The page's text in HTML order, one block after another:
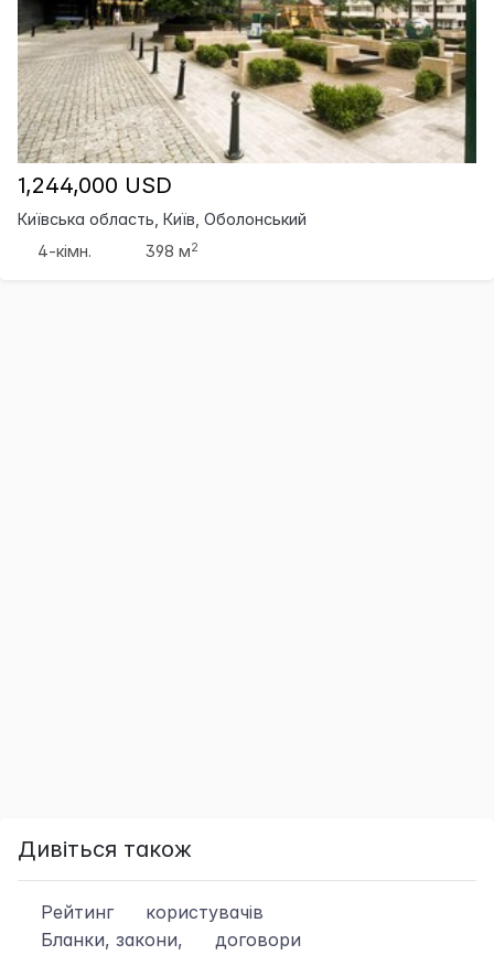
1,244,000 USD
Київська область, Київ, Оболонський
4-кімн.
398 м2
Дивіться також
Рейтинг
користувачів
Бланки, закони,
договори